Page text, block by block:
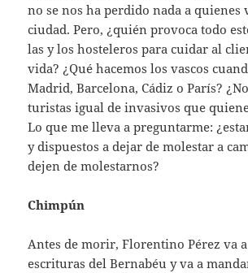
no se nos ha perdido nada a quienes
ciudad. Pero, ¿quién provoca todo
las y los hosteleros para cuidar al
vida? ¿Qué hacemos los vascos
Madrid, Barcelona, Cádiz o París?
turistas igual de invasivos que
Lo que me lleva a preguntarme:
y dispuestos a dejar de molestar a
dejen de molestarnos?
Chimpún
Antes de morir, Florentino Pérez va
escrituras del Bernabéu y va a